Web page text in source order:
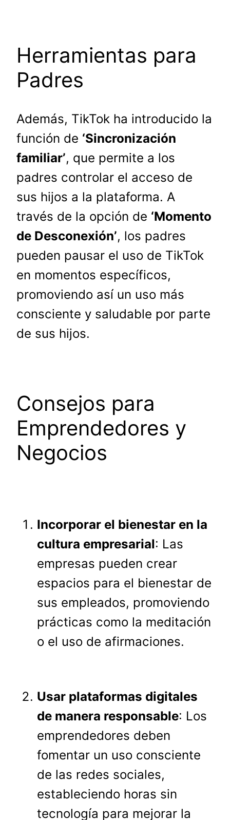
Herramientas para
Padres
Además, TikTok ha introducido la
función de ‘Sincronización
familiar’, que permite a los
padres controlar el acceso de
sus hijos a la plataforma. A
través de la opción de ‘Momento
de Desconexión’, los padres
pueden pausar el uso de TikTok
en momentos específicos,
promoviendo así un uso más
consciente y saludable por parte
de sus hijos.
Consejos para
Emprendedores y
Negocios
Incorporar el bienestar en la
cultura empresarial: Las
empresas pueden crear
espacios para el bienestar de
sus empleados, promoviendo
prácticas como la meditación
o el uso de afirmaciones.
Usar plataformas digitales
de manera responsable: Los
emprendedores deben
fomentar un uso consciente
de las redes sociales,
estableciendo horas sin
tecnología para mejorar la